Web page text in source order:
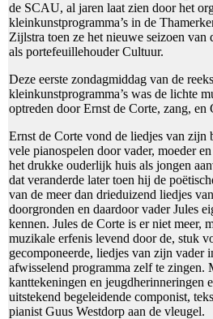
de SCAU, al jaren laat zien door het
kleinkunstprogramma’s in de
Zijlstra toen ze het nieuwe seizoen
als portefeuillehouder Cultuur.
Deze eerste zondagmiddag van de
kleinkunstprogramma’s was de lichte
optreden door Ernst de Corte, zang, en
Ernst de Corte vond de liedjes van zijn
vele pianospelen door vader, moeder
het drukke ouderlijk huis als jongen
dat veranderde later toen hij de
van de meer dan drieduizend liedjes
doorgronden en daardoor vader Jules
kennen. Jules de Corte is er niet meer,
muzikale erfenis levend door de, stuk
gecomponeerde, liedjes van zijn vader
afwisselend programma zelf te zingen.
kanttekeningen en jeugdherinneringen
uitstekend begeleidende componist,
pianist Guus Westdorp aan de vleugel.